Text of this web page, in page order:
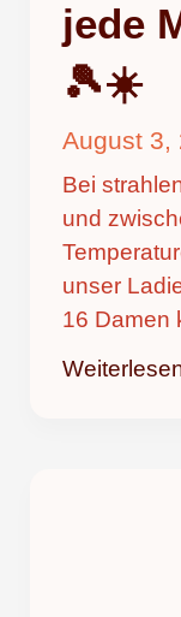
jede
🎾☀️
August 3,
Bei
und
unser
16 Damen